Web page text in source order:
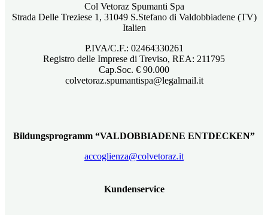
Col Vetoraz Spumanti Spa
Strada Delle Treziese 1, 31049 S.Stefano di Valdobbiadene (TV)
Italien
P.IVA/C.F.: 02464330261
Registro delle Imprese di Treviso, REA: 211795
Cap.Soc. € 90.000
colvetoraz.spumantispa@legalmail.it
Bildungsprogramm “VALDOBBIADENE ENTDECKEN”
accoglienza@colvetoraz.it
Kundenservice